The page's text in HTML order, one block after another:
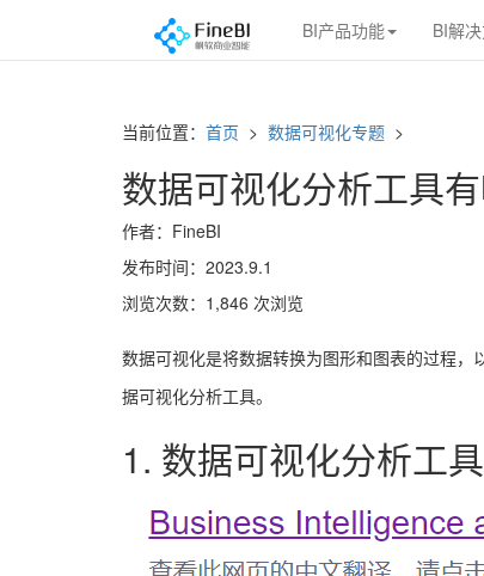
BI产品功能 BI解
当前位置： 首页 > 数据可视化专题 >
数据可视化分析工具有
作者：FineBI
发布时间：2023.9.1
浏览次数：1,846 次浏览
数据可视化是将数据转换为图形和图表的过程
据可视化分析工具。
1. 数据可视化分析工